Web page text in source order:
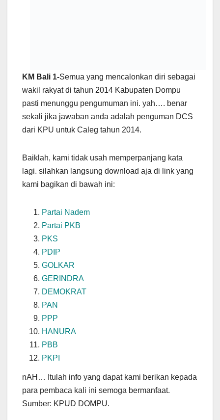
KM Bali 1-Semua yang mencalonkan diri sebagai
wakil rakyat di tahun 2014 Kabupaten Dompu
pasti menunggu pengumuman ini. yah…. benar
sekali jika jawaban anda adalah penguman DCS
dari KPU untuk Caleg tahun 2014.
Baiklah, kami tidak usah memperpanjang kata
lagi. silahkan langsung download aja di link yang
kami bagikan di bawah ini:
Partai Nadem
Partai PKB
PKS
PDIP
GOLKAR
GERINDRA
DEMOKRAT
PAN
PPP
HANURA
PBB
PKPI
nAH… Itulah info yang dapat kami berikan kepada
para pembaca kali ini semoga bermanfaat.
Sumber: KPUD DOMPU.